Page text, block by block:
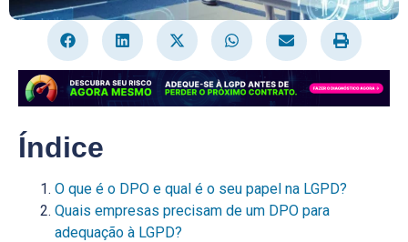
Índice
O que é o DPO e qual é o seu papel na LGPD?
Quais empresas precisam de um DPO para
adequação à LGPD?